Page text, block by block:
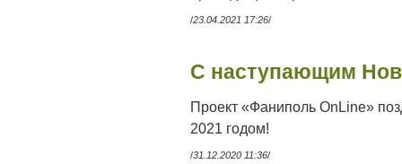
/23.04.2021 17:26/
С наступающим
Проект «Фаниполь OnLine»
2021 годом!
/31.12.2020 11:36/